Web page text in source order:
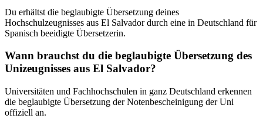
Du erhältst die beglaubigte Übersetzung deines
Hochschulzeugnisses aus El Salvador durch eine in Deutschland für
Spanisch beeidigte Übersetzerin.
Wann brauchst du die beglaubigte Übersetzung des
Unizeugnisses aus El Salvador?
Universitäten und Fachhochschulen in ganz Deutschland erkennen
die beglaubigte Übersetzung der Notenbescheinigung der Uni
offiziell an.